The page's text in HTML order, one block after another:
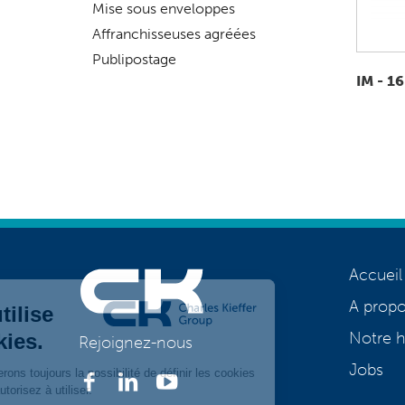
Mise sous enveloppes
Affranchisseuses agréées
Publipostage
IM - 16
Rejoignez-nous
Accueil
A
Notre
Jobs